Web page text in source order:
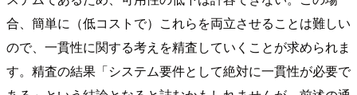
合、簡単に（低コストで）これらを両立させることは難しい
ので、一貫性に関する考えを精査していくことが求められま
す。精査の結果「システム要件として絶対に一貫性が必要で